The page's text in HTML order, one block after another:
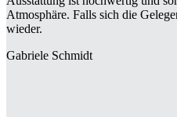
Atmosphäre. Falls sich die
wieder.
Gabriele Schmidt